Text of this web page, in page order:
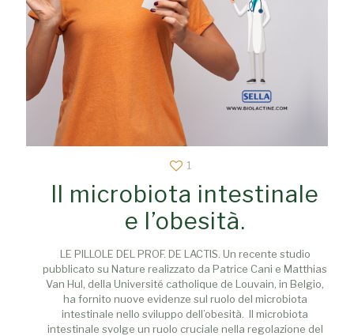
1
Il microbiota intestinale
e l’obesità.
LE PILLOLE DEL PROF. DE LACTIS. Un recente studio
pubblicato su Nature realizzato da Patrice Cani e Matthias
Van Hul, della Université catholique de Louvain, in Belgio,
ha fornito nuove evidenze sul ruolo del microbiota
intestinale nello sviluppo dell’obesità. Il microbiota
intestinale svolge un ruolo cruciale nella regolazione del